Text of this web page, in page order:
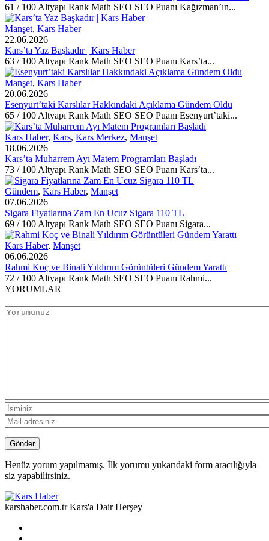
61 / 100 Altyapı Rank Math SEO SEO Puanı Kağızman’ın...
Manşet, Kars Haber
22.06.2026
Kars’ta Yaz Başkadır | Kars Haber
63 / 100 Altyapı Rank Math SEO SEO Puanı Kars’ta...
Manşet, Kars Haber
20.06.2026
Esenyurt’taki Karslılar Hakkındaki Açıklama Gündem Oldu
65 / 100 Altyapı Rank Math SEO SEO Puanı Esenyurt’taki...
Kars Haber, Kars, Kars Merkez, Manşet
18.06.2026
Kars’ta Muharrem Ayı Matem Programları Başladı
73 / 100 Altyapı Rank Math SEO SEO Puanı Kars’ta...
Gündem, Kars Haber, Manşet
07.06.2026
Sigara Fiyatlarına Zam En Ucuz Sigara 110 TL
69 / 100 Altyapı Rank Math SEO SEO Puanı Sigara...
Kars Haber, Manşet
06.06.2026
Rahmi Koç ve Binali Yıldırım Görüntüleri Gündem Yarattı
72 / 100 Altyapı Rank Math SEO SEO Puanı Rahmi...
YORUMLAR
Henüz yorum yapılmamış. İlk yorumu yukarıdaki form aracılığıyla
siz yapabilirsiniz.
karshaber.com.tr Kars'a Dair Herşey